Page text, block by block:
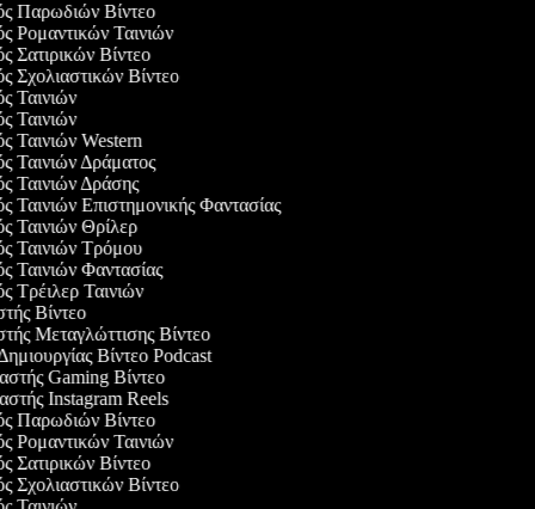
Παρωδιών Βίντεο
Ρομαντικών Ταινιών
Σατιρικών Βίντεο
Σχολιαστικών Βίντεο
Ταινιών
Ταινιών
Ταινιών Western
Ταινιών Δράματος
Ταινιών Δράσης
Ταινιών Επιστημονικής Φαντασίας
Ταινιών Θρίλερ
Ταινιών Τρόμου
Ταινιών Φαντασίας
Τρέιλερ Ταινιών
Βίντεο
Μεταγλώττισης Βίντεο
Βίντεο Podcast
Gaming Βίντεο
Instagram Reels
Παρωδιών Βίντεο
Ρομαντικών Ταινιών
Σατιρικών Βίντεο
Σχολιαστικών Βίντεο